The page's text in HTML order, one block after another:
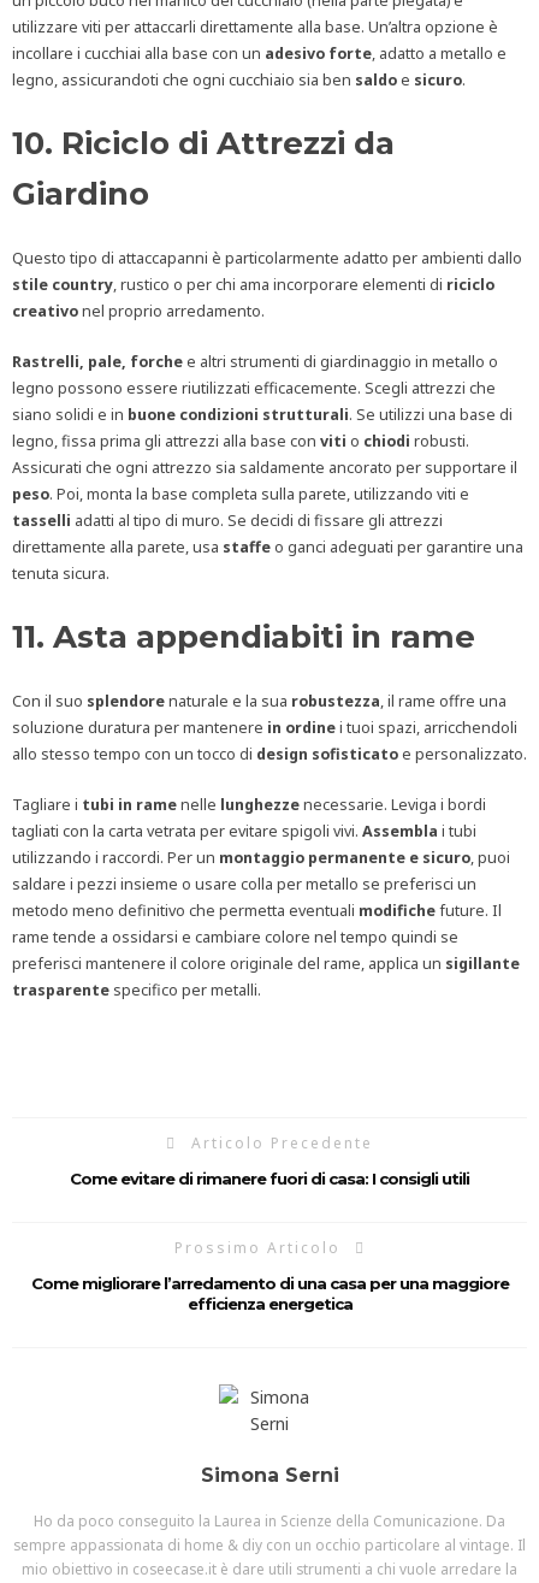
utilizzare viti per attaccarli direttamente alla base. Un’altra opzione è
incollare i cucchiai alla base con un adesivo forte, adatto a metallo e
legno, assicurandoti che ogni cucchiaio sia ben saldoe sicuro.
10. Riciclo di Attrezzi da
Giardino
Questo tipo di attaccapanni è particolarmente adatto per ambienti dallo
stile country, rustico o per chi ama incorporare elementi di riciclo
creativonel proprio arredamento.
Rastrelli, pale, forchee altri strumenti di giardinaggio in metallo o
legno possono essere riutilizzati efficacemente. Scegli attrezzi che
siano solidi e in buone condizioni strutturali. Se utilizzi una base di
legno, fissa prima gli attrezzi alla base con viti o chiodi robusti.
Assicurati che ogni attrezzo sia saldamente ancorato per supportare il
peso. Poi, monta la base completa sulla parete, utilizzando viti e
tasselli adatti al tipo di muro. Se decidi di fissare gli attrezzi
direttamente alla parete, usa staffeo ganci adeguati per garantire una
tenuta sicura.
11. Asta appendiabiti in rame
Con il suo splendorenaturale e la sua robustezza, il rame offre una
soluzione duratura per mantenere in ordinei tuoi spazi, arricchendoli
allo stesso tempo con un tocco di design sofisticatoe personalizzato.
Tagliare i tubi in ramenelle lunghezzenecessarie. Leviga i bordi
tagliati con la carta vetrata per evitare spigoli vivi. Assembla i tubi
utilizzando i raccordi. Per un montaggio permanente e sicuro, puoi
saldare i pezzi insieme o usare colla per metallo se preferisci un
metodo meno definitivo che permetta eventuali modifichefuture. Il
rame tende a ossidarsi e cambiare colore nel tempo quindi se
preferisci mantenere il colore originale del rame, applica un sigillante
trasparente specifico per metalli.
Articolo Precedente
Come evitare di rimanere fuori di casa: I consigli utili
Prossimo Articolo
Come migliorare l’arredamento di una casa per una maggiore
efficienza energetica
Simona Serni
Ho da poco conseguito la Laurea in Scienze della Comunicazione. Da
sempre appassionata di home & diy con un occhio particolare al vintage. Il
mio obiettivo in coseecase.it è dare utili strumenti a chi vuole arredare la